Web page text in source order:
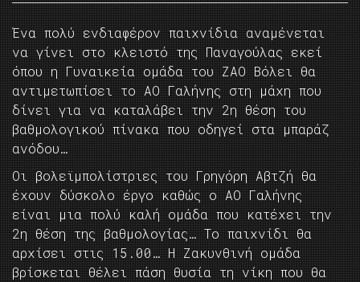
Ένα πολύ ενδιαφέρον παιχνίδια αναμένεται
να γίνει στο κλειστό της Παναγούλας εκεί
όπου η Γυναικεία ομάδα του ΖΑΟ Βόλει θα
αντιμετωπίσει το ΑΟ Γαλήνης στη μάχη που
δίνει για να καταλάβει την 2η θέση του
βαθμολογικού πίνακα που οδηγεί στα μπαράζ
ανόδου…
Οι βολεϊμπολίστριες του Γρηγόρη Αβτζή θα
έχουν δύσκολο έργο καθώς ο ΑΟ Γαλήνης
είναι μια πολύ καλή ομάδα που κατέχει την
2η θέση της βαθμολογίας… Το παιχνίδι θα
αρχίσει στις 15.00… Η Ζακυνθινή ομάδα
βρίσκεται θέλει πάση θυσία τη νίκη που θα